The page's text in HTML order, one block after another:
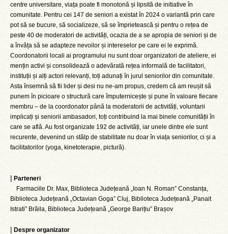
centre universitare, viața poate fi monotonă și lipsită de initiative în
comunitate. Pentru cei 147 de seniori a existat în 2024 o variantă prin care
pot să se bucure, să socializeze, să se împrietească și pentru o rețea de
peste 40 de moderatori de activități, ocazia de a se apropia de seniori și de
a învăța să se adapteze nevoilor și intereselor pe care ei le exprimă.
Coordonatorii locali ai programului nu sunt doar organizatori de ateliere, ei
mențin activi și consolidează o adevărată rețea informală de facilitatori,
instituții și alți actori relevanți, toți adunați în jurul seniorilor din comunitate.
Asta însemnă să fii lider și desi nu ne-am propus, credem că am reușit să
punem în picioare o structură care împuternicește și pune în valoare fiecare
membru – de la coordonator până la moderatorii de activități, voluntarii
implicați și seniorii ambasadori, toți contribuind la mai binele comunității în
care se află. Au fost organizate 192 de activități, iar unele dintre ele sunt
recurente, devenind un stâlp de stabilitate nu doar în viața seniorilor, ci și a
facilitatorilor (yoga, kinetoterapie, pictură).
| Parteneri
Farmaciile Dr. Max, Biblioteca Județeană „Ioan N. Roman” Constanța,
Biblioteca Județeană „Octavian Goga” Cluj, Biblioteca Județeană „Panait
Istrati” Brăila, Biblioteca Județeană „George Barițiu” Brașov
| Despre organizator